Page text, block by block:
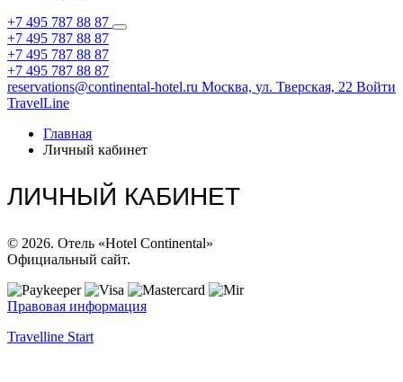
+7 495 787 88 87
+7 495 787 88 87
+7 495 787 88 87
+7 495 787 88 87
reservations@continental-hotel.ru Москва, ул. Тверская, 22 Войти
TravelLine
Главная
Личный кабинет
ЛИЧНЫЙ КАБИНЕТ
© 2026. Отель «Hotel Continental»
Официальный сайт.
Правовая информация
Travelline Start